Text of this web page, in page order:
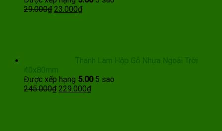
29.000₫ Giá
23.000₫Giá
Thanh Lam Hộp Gỗ Nhựa Ngoài Trời
40x80mm
Được xếp hạng 5.005 sao
245.000₫ Giá
229.000₫Giá